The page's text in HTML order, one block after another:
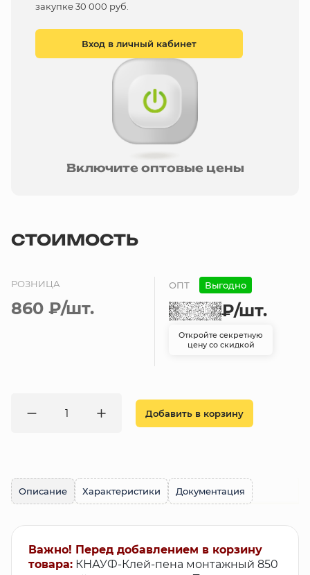
закупке 30 000 руб.
Вход в личный кабинет
Включите оптовые цены
СТОИМОСТЬ
РОЗНИЦА
860 ₽/шт.
ОПТ Выгодно
₽/шт.
Откройте секретную
цену со скидкой
Добавить в корзину
Описание Характеристики Документация
Важно! Перед добавлением в корзину
товара: КНАУФ-Клей-пена монтажный 850